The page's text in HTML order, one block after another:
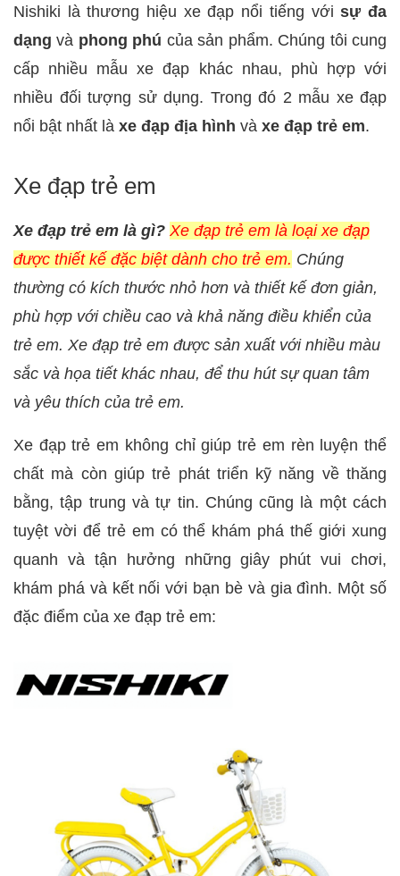
Nishiki là thương hiệu xe đạp nổi tiếng với sự đa
dạng và phong phú của sản phẩm. Chúng tôi cung
cấp nhiều mẫu xe đạp khác nhau, phù hợp với
nhiều đối tượng sử dụng. Trong đó 2 mẫu xe đạp
nổi bật nhất là xe đạp địa hình và xe đạp trẻ em.
Xe đạp trẻ em
Xe đạp trẻ em là gì? Xe đạp trẻ em là loại xe đạp
được thiết kế đặc biệt dành cho trẻ em. Chúng
thường có kích thước nhỏ hơn và thiết kế đơn giản,
phù hợp với chiều cao và khả năng điều khiển của
trẻ em. Xe đạp trẻ em được sản xuất với nhiều màu
sắc và họa tiết khác nhau, để thu hút sự quan tâm
và yêu thích của trẻ em.
Xe đạp trẻ em không chỉ giúp trẻ em rèn luyện thể
chất mà còn giúp trẻ phát triển kỹ năng về thăng
bằng, tập trung và tự tin. Chúng cũng là một cách
tuyệt vời để trẻ em có thể khám phá thế giới xung
quanh và tận hưởng những giây phút vui chơi,
khám phá và kết nối với bạn bè và gia đình. Một số
đặc điểm của xe đạp trẻ em: